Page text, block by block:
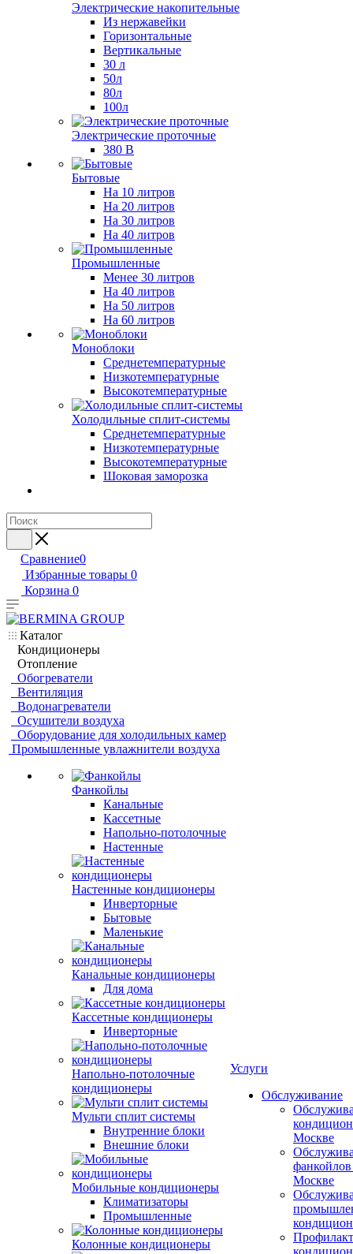
Электрические накопительные
Из нержавейки
Горизонтальные
Вертикальные
30 л
50л
80л
100л
Электрические проточные
380 В
Бытовые
На 10 литров
На 20 литров
На 30 литров
На 40 литров
Промышленные
Менее 30 литров
На 40 литров
На 50 литров
На 60 литров
Моноблоки
Среднетемпературные
Низкотемпературные
Высокотемпературные
Холодильные сплит-системы
Среднетемпературные
Низкотемпературные
Высокотемпературные
Шоковая заморозка
Сравнение0
Избранные товары 0
Корзина 0
Каталог
Кондиционеры
Отопление
Обогреватели
Вентиляция
Водонагреватели
Осушители воздуха
Оборудование для холодильных камер
Промышленные увлажнители воздуха
Фанкойлы
Канальные
Кассетные
Напольно-потолочные
Настенные
Настенные кондиционеры
Инверторные
Бытовые
Маленькие
Канальные кондиционеры
Для дома
Кассетные кондиционеры
Инверторные
Напольно-потолочные
кондиционеры
Мульти сплит системы
Внутренние блоки
Внешние блоки
Мобильные кондиционеры
Климатизаторы
Промышленные
Колонные кондиционеры
Услуги
Обслуживание
Москве
Москве